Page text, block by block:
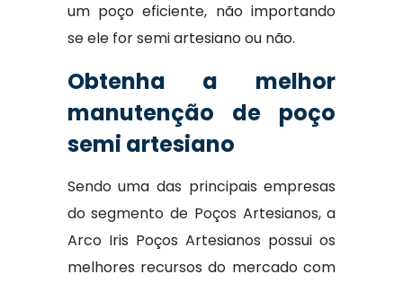
um poço eficiente, não importando
se ele for semi artesiano ou não.
Obtenha a melhor
manutenção de poço
semi artesiano
Sendo uma das principais empresas
do segmento de Poços Artesianos, a
Arco Iris Poços Artesianos possui os
melhores recursos do mercado com